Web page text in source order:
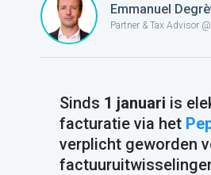
Emmanuel
Partner & Tax Advisor
Sinds 1 januari is
facturatie via het
verplicht geworden